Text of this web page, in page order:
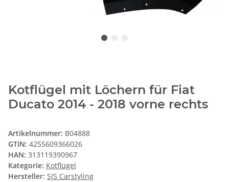
Kotflügel mit Löchern für Fiat
Ducato 2014 - 2018 vorne rechts
Artikelnummer: B04888
GTIN: 4255609366026
HAN: 313119390967
Kategorie: Kotflügel
Hersteller: SJS Carstyling